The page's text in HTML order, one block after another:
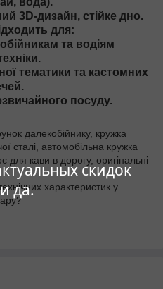
скидок
да.
3D-дизайн, стійке дно.
для:
та водіям
тематики та кастомних
посуду.
далекобійнику, кружка
сталі, автомобільна кружка
кави в дорогу, оригінальні
характеристик у